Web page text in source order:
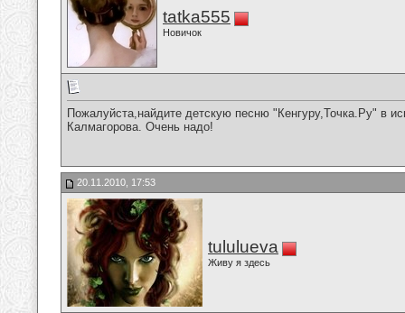
tatka555
Новичок
Пожалуйста,найдите детскую песню "Кенгуру,Точка.Ру" в
Калмагорова. Очень надо!
20.11.2010, 17:53
tululueva
Живу я здесь